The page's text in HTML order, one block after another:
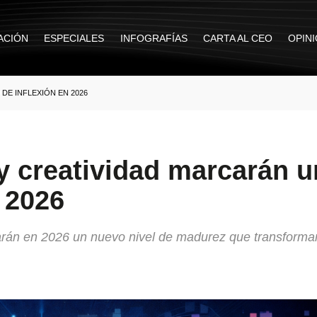
ESPECIALES INFOGRAFÍAS CARTA AL CEO
INFLEXIÓN EN 2026
creatividad marcarán
en 2026 un nuevo nivel de madurez que